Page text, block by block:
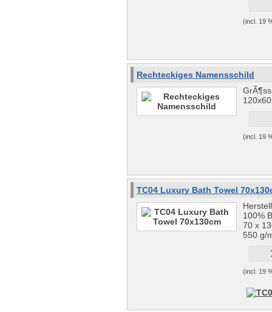
(incl. 19
Rechteckiges Namensschild
(incl. 19
TC04 Luxury Bath Towel
100%
70 x
550 g/
(incl. 19